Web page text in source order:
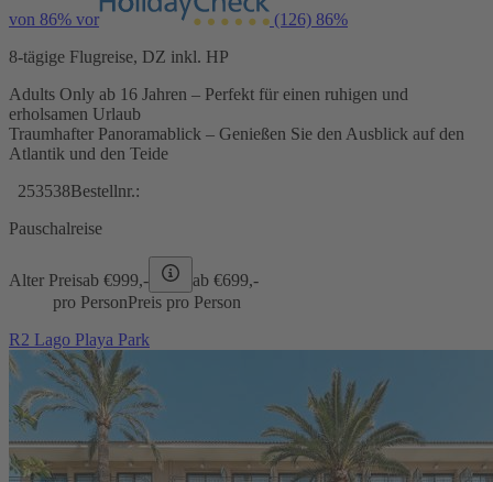
von 86% vor (126) 86%
8-tägige Flugreise, DZ inkl. HP
Adults Only ab 16 Jahren – Perfekt für einen ruhigen und
erholsamen Urlaub
Traumhafter Panoramablick – Genießen Sie den Ausblick auf den
Atlantik und den Teide
253538Bestellnr.:
Pauschalreise
Alter Preisab €999,- ab €699,-
pro PersonPreis pro Person
R2 Lago Playa Park